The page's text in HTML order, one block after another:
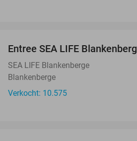
Entree SEA LIFE
SEA LIFE Blankenberge
Blankenberge
Verkocht: 10.575